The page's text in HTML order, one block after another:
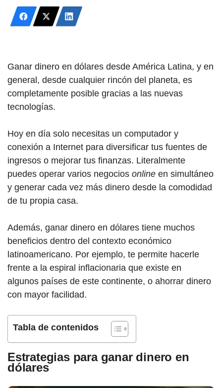
Ganar dinero en dólares desde América Latina, y en
general, desde cualquier rincón del planeta, es
completamente posible gracias a las nuevas
tecnologías.
Hoy en día solo necesitas un computador y
conexión a Internet para diversificar tus fuentes de
ingresos o mejorar tus finanzas. Literalmente
puedes operar varios negocios online en simultáneo
y generar cada vez más dinero desde la comodidad
de tu propia casa.
Además, ganar dinero en dólares tiene muchos
beneficios dentro del contexto económico
latinoamericano. Por ejemplo, te permite hacerle
frente a la espiral inflacionaria que existe en
algunos países de este continente, o ahorrar dinero
con mayor facilidad.
Tabla de contenidos
Estrategias para ganar dinero en
dólares